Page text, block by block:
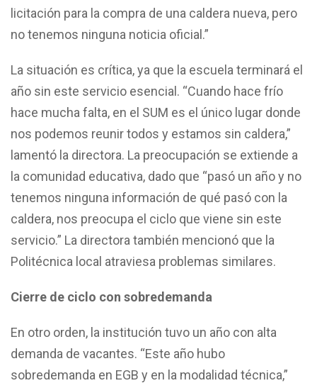
licitación para la compra de una caldera nueva, pero
no tenemos ninguna noticia oficial.”
La situación es crítica, ya que la escuela terminará el
año sin este servicio esencial. “Cuando hace frío
hace mucha falta, en el SUM es el único lugar donde
nos podemos reunir todos y estamos sin caldera,”
lamentó la directora. La preocupación se extiende a
la comunidad educativa, dado que “pasó un año y no
tenemos ninguna información de qué pasó con la
caldera, nos preocupa el ciclo que viene sin este
servicio.” La directora también mencionó que la
Politécnica local atraviesa problemas similares.
Cierre de ciclo con sobredemanda
En otro orden, la institución tuvo un año con alta
demanda de vacantes. “Este año hubo
sobredemanda en EGB y en la modalidad técnica,”